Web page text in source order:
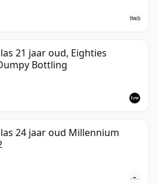
21 jaar oud, Eighties
Bottling
24 jaar oud Millennium